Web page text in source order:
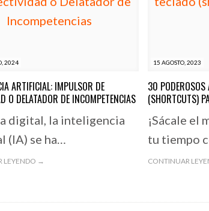
2024
ARTIFICIAL: IMPULSOR DE
O DELATADOR DE INCOMPETENCIAS
digital, la inteligencia
(IA) se ha…
LEYENDO →
15 AGOSTO, 2023
30 PODEROSOS
(SHORTCUTS)
¡Sácale el
tu tiempo
CONTINUAR